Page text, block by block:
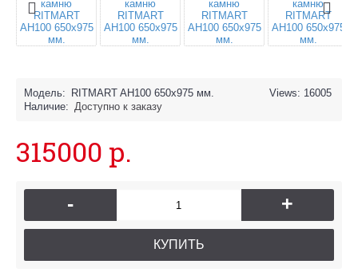
Views: 16005
Модель:
RITMART AH100 650х975 мм.
Наличие: Доступно к заказу
315000 р.
- +
КУПИТЬ